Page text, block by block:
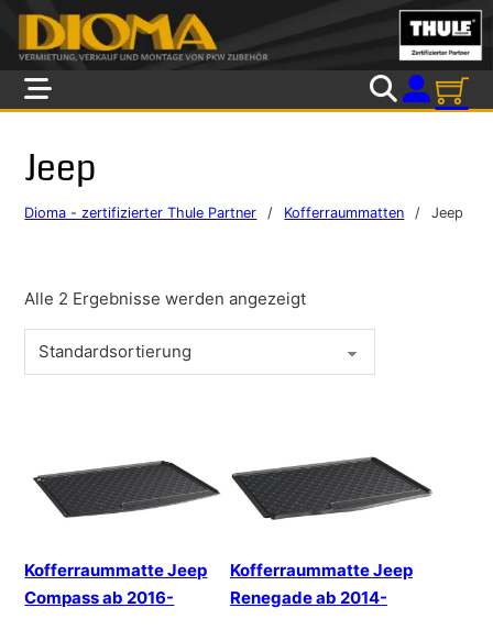
Skip to main content
Skip to footer
Jeep
Dioma - zertifizierter Thule Partner / Kofferraummatten / Jeep
Alle 2 Ergebnisse werden angezeigt
Kofferraummatte Jeep
Compass ab 2016-
Kofferraummatte Jeep
Renegade ab 2014-